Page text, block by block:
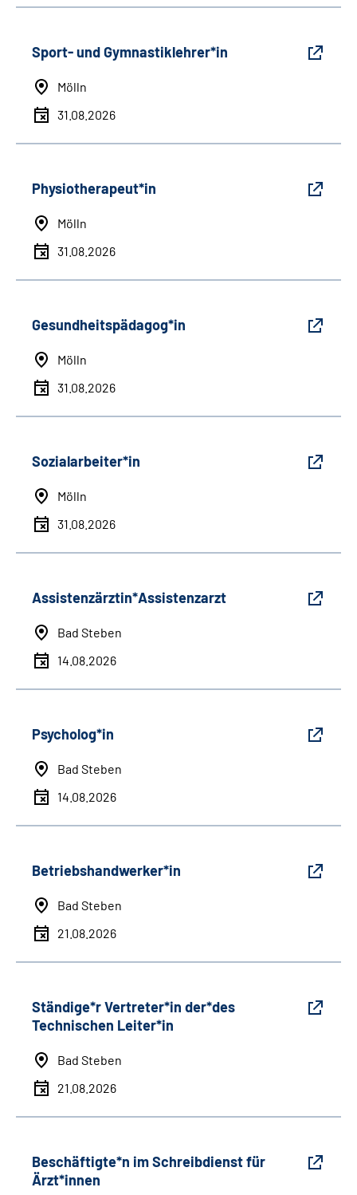
Sport- und Gymnastiklehrer*in
Mölln
31.08.2026
Physiotherapeut*in
Mölln
31.08.2026
Gesundheitspädagog*in
Mölln
31.08.2026
Sozialarbeiter*in
Mölln
31.08.2026
Assistenzärztin*Assistenzarzt
Bad Steben
14.08.2026
Psycholog*in
Bad Steben
14.08.2026
Betriebshandwerker*in
Bad Steben
21.08.2026
Ständige*r Vertreter*in der*des
Technischen Leiter*in
Bad Steben
21.08.2026
Beschäftigte*n im Schreibdienst für
Ärzt*innen